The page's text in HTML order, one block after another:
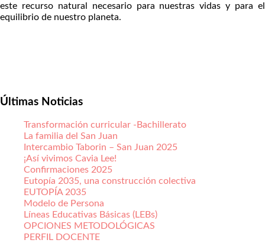
este recurso natural necesario para nuestras vidas y para el
equilibrio de nuestro planeta.
Últimas Noticias
Transformación curricular -Bachillerato
La familia del San Juan
Intercambio Taborin – San Juan 2025
¡Así vivimos Cavia Lee!
Confirmaciones 2025
Eutopía 2035, una construcción colectiva
EUTOPÍA 2035
Modelo de Persona
Líneas Educativas Básicas (LEBs)
OPCIONES METODOLÓGICAS
PERFIL DOCENTE